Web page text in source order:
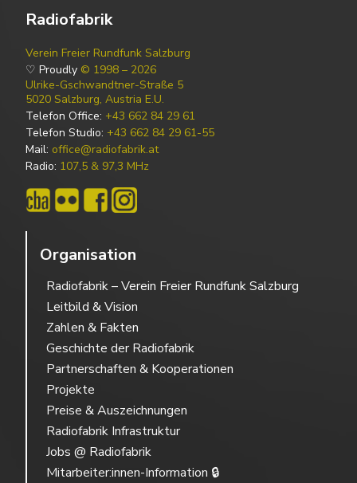
Radiofabrik
Verein Freier Rundfunk Salzburg
♡ Proudly © 1998 – 2026
Ulrike-Gschwandtner-Straße 5
5020 Salzburg, Austria E.U.
Telefon Office: +43 662 84 29 61
Telefon Studio: +43 662 84 29 61-55
Mail: office@radiofabrik.at
Radio: 107,5 & 97,3 MHz
Organisation
Radiofabrik – Verein Freier Rundfunk Salzburg
Leitbild & Vision
Zahlen & Fakten
Geschichte der Radiofabrik
Partnerschaften & Kooperationen
Projekte
Preise & Auszeichnungen
Radiofabrik Infrastruktur
Jobs @ Radiofabrik
Mitarbeiter:innen-Information 🔒